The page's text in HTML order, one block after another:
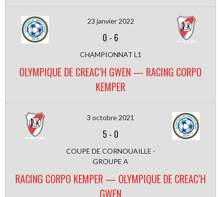
23 janvier 2022
0 - 6
CHAMPIONNAT L1
OLYMPIQUE DE CREAC’H GWEN — RACING CORPO
KEMPER
3 octobre 2021
5 - 0
COUPE DE CORNOUAILLE -
GROUPE A
RACING CORPO KEMPER — OLYMPIQUE DE CREAC’H
GWEN